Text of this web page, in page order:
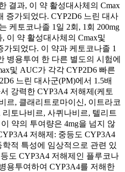
결과, 이 약 활성대사체의 Cmax
증가되었다. CYP2D6 느린 대사
케토코나졸 1일 2회, 1회 200mg
이 약 활성대사체의 Cmax및
가되었다. 이 약과 케토코나졸 1
병용투여 한 다른 별도의 시험에
및 AUC가 각각 CYP2D6 빠른
느린 대사군(PM)에서 1.5배
강력한 CYP3A4 저해제(케토
르, 클래리트로마이신, 이트라코
토나비르, 사퀴나비르, 텔리트
약의 투여량은 4mg을 넘지 않
저해제: 중등도 CYP3A4
적 특성에 임상적으로 관련 있
도 CYP3A4 저해제인 플루코나
용투여하여 CYP3A4를 저해한